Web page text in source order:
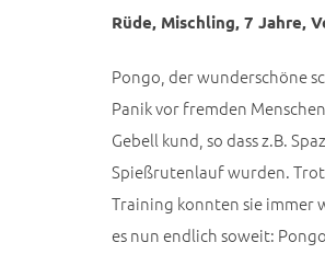
Rüde, Mischling, 7 Jahre,
Pongo, der wunderschöne
Panik vor fremden
Gebell kund, so dass z.B.
Spießrutenlauf wurden.
Training konnten sie immer
es nun endlich soweit: